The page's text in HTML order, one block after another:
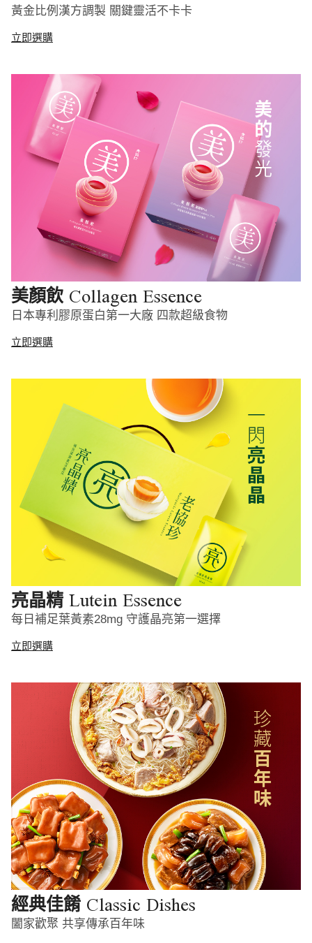
黃金比例漢方調製 關鍵靈活不卡卡
立即選購
美顏飲 Collagen Essence
日本專利膠原蛋白第一大廠 四款超級食物
立即選購
亮晶精 Lutein Essence
每日補足葉黃素28mg 守護晶亮第一選擇
立即選購
經典佳餚 Classic Dishes
闔家歡聚 共享傳承百年味